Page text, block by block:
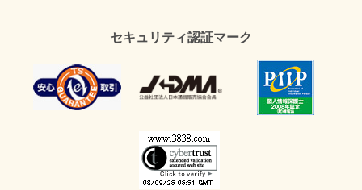
セキュリティ認証マーク